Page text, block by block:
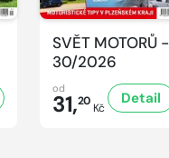
SVĚT MOTORŮ -
30/2026
od
31,20 Kč
Detail